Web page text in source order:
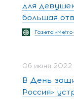
для
большая
Газета
06 июня 2022
В День
Россия»